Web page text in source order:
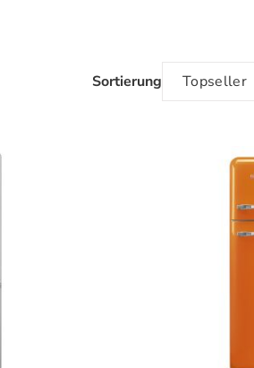
Sortierung